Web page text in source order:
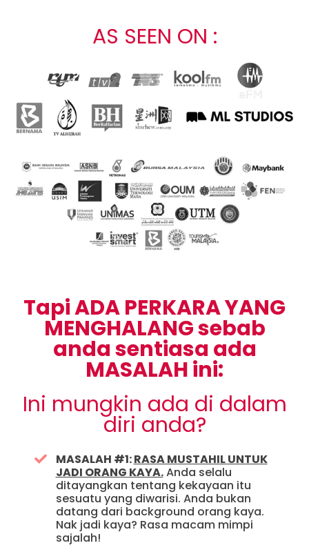
AS SEEN ON :
Tapi ADA PERKARA YANG
MENGHALANG sebab
anda sentiasa ada
MASALAH ini:
Ini mungkin ada di dalam
diri anda?
MASALAH #1:RASA MUSTAHIL UNTUK
JADI ORANG KAYA.Anda selalu
ditayangkan tentang kekayaan itu
sesuatu yang diwarisi. Anda bukan
datang dari background orang kaya.
Nak jadi kaya? Rasa macam mimpi
sajalah!